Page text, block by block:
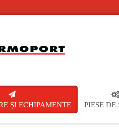
ȘI ECHIPAMENTE PIESE DE